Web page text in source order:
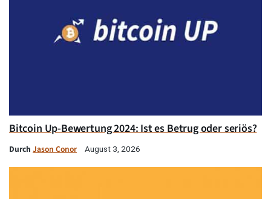
Bitcoin Up-Bewertung 2024: Ist es Betrug oder seriös?
Durch Jason Conor August 3, 2026